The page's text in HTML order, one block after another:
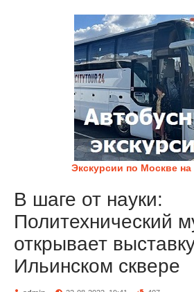
Экскурсии по Москве на
В шаге от науки:
Политехнический
открывает
Ильинском сквере